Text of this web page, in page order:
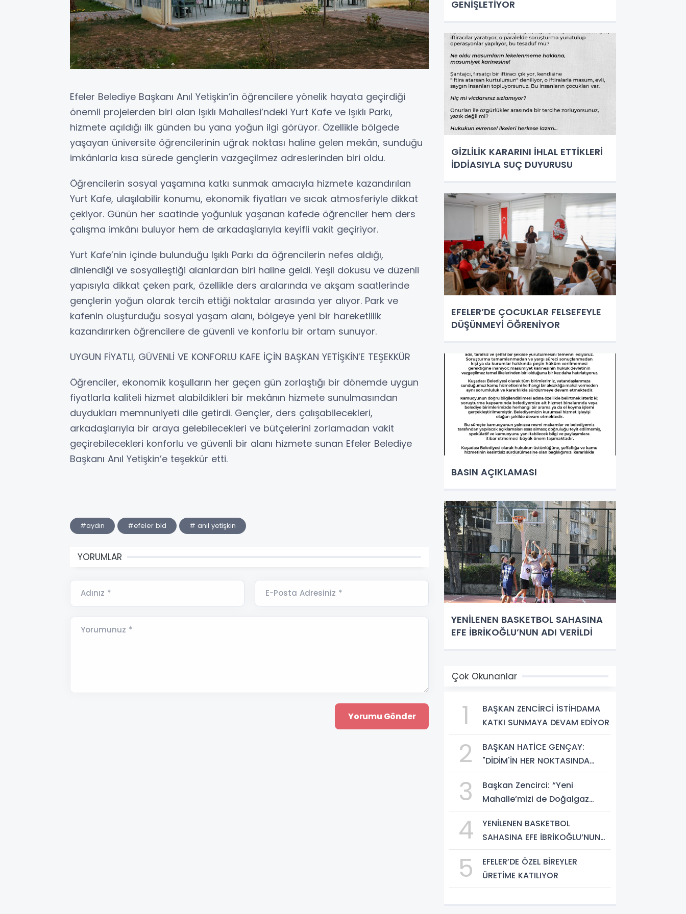
Efeler Belediye Başkanı Anıl Yetişkin’in öğrencilere yönelik hayata geçirdiği
önemli projelerden biri olan Işıklı Mahallesi’ndeki Yurt Kafe ve Işıklı Parkı,
hizmete açıldığı ilk günden bu yana yoğun ilgi görüyor. Özellikle bölgede
yaşayan üniversite öğrencilerinin uğrak noktası haline gelen mekân, sunduğu
imkânlarla kısa sürede gençlerin vazgeçilmez adreslerinden biri oldu.
Öğrencilerin sosyal yaşamına katkı sunmak amacıyla hizmete kazandırılan
Yurt Kafe, ulaşılabilir konumu, ekonomik fiyatları ve sıcak atmosferiyle dikkat
çekiyor. Günün her saatinde yoğunluk yaşanan kafede öğrenciler hem ders
çalışma imkânı buluyor hem de arkadaşlarıyla keyifli vakit geçiriyor.
Yurt Kafe’nin içinde bulunduğu Işıklı Parkı da öğrencilerin nefes aldığı,
dinlendiği ve sosyalleştiği alanlardan biri haline geldi. Yeşil dokusu ve düzenli
yapısıyla dikkat çeken park, özellikle ders aralarında ve akşam saatlerinde
gençlerin yoğun olarak tercih ettiği noktalar arasında yer alıyor. Park ve
kafenin oluşturduğu sosyal yaşam alanı, bölgeye yeni bir hareketlilik
kazandırırken öğrencilere de güvenli ve konforlu bir ortam sunuyor.
UYGUN FİYATLI, GÜVENLİ VE KONFORLU KAFE İÇİN BAŞKAN YETİŞKİN’E TEŞEKKÜR
Öğrenciler, ekonomik koşulların her geçen gün zorlaştığı bir dönemde uygun
fiyatlarla kaliteli hizmet alabildikleri bir mekânın hizmete sunulmasından
duydukları memnuniyeti dile getirdi. Gençler, ders çalışabilecekleri,
arkadaşlarıyla bir araya gelebilecekleri ve bütçelerini zorlamadan vakit
geçirebilecekleri konforlu ve güvenli bir alanı hizmete sunan Efeler Belediye
Başkanı Anıl Yetişkin’e teşekkür etti.
#aydın #efeler bld # anıl yetişkin
YORUMLAR
Adınız * E-Posta Adresiniz *
Yorumunuz *
GENİŞLETİYOR
GİZLİLİK KARARINI İHLAL ETTİKLERİ
İDDİASIYLA SUÇ DUYURUSU
EFELER’DE ÇOCUKLAR FELSEFEYLE
DÜŞÜNMEYİ ÖĞRENİYOR
BASIN AÇIKLAMASI
YENİLENEN BASKETBOL SAHASINA
EFE İBRİKOĞLU’NUN ADI VERİLDİ
Çok Okunanlar
1
BAŞKAN ZENCİRCİ İSTİHDAMA
KATKI SUNMAYA DEVAM EDİYOR
2
BAŞKAN HATİCE GENÇAY:
"DİDİM'İN HER NOKTASINDA
3
Başkan Zencirci: “Yeni
Mahalle’mizi de Doğalgaz
4
YENİLENEN BASKETBOL
SAHASINA EFE İBRİKOĞLU’NUN
5
EFELER’DE ÖZEL BİREYLER
ÜRETİME KATILIYOR